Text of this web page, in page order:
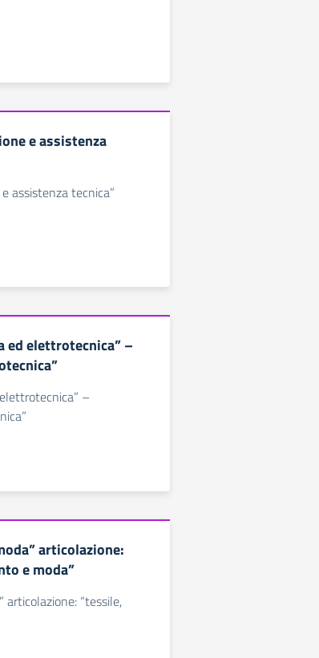
e assistenza
assistenza tecnica”
ed elettrotecnica” –
–
articolazione:
e moda”
articolazione: “tessile,